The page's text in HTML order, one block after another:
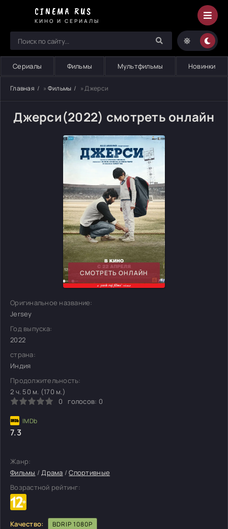
CINEMA RUS
КИНО И СЕРИАЛЫ
Сериалы Фильмы Мультфильмы Новинки
Главная » Фильмы » Джерси
Джерси(2022) смотреть онлайн
СМОТРЕТЬ ОНЛАЙН
Оригинальное название:
Jersey
Год выпуска:
2022
страна:
Индия
Продолжительность:
2 ч. 50 м. (170 м.)
0
голосов: 0
7.3
Жанр:
Фильмы /Драма /Спортивные
Возрастной рейтинг:
Качество: BDRIP 1080P